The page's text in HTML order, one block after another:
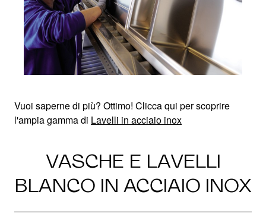
Vuoi saperne di più? Ottimo! Clicca qui per scoprire
l'ampia gamma di Lavelli in acciaio inox
VASCHE E LAVELLI
BLANCO IN ACCIAIO INOX